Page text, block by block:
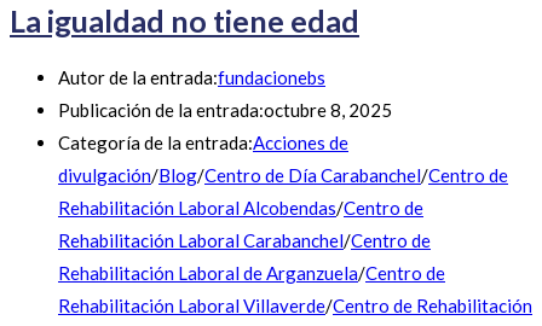
La igualdad no tiene edad
Autor de la entrada:fundacionebs
Publicación de la entrada:octubre 8, 2025
Categoría de la entrada:Acciones de
divulgación/Blog/Centro de Día Carabanchel/Centro de
Rehabilitación Laboral Alcobendas/Centro de
Rehabilitación Laboral Carabanchel/Centro de
Rehabilitación Laboral de Arganzuela/Centro de
Rehabilitación Laboral Villaverde/Centro de Rehabilitación